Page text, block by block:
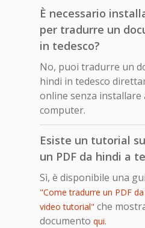
È necessario
per tradurre un
in tedesco?
No, puoi tradurre un
hindi in tedesco
online senza
computer.
Esiste un tutorial
un PDF da hindi a
Sì, è disponibile una
"Come tradurre un PDF
video tutorial" che
documento qui.